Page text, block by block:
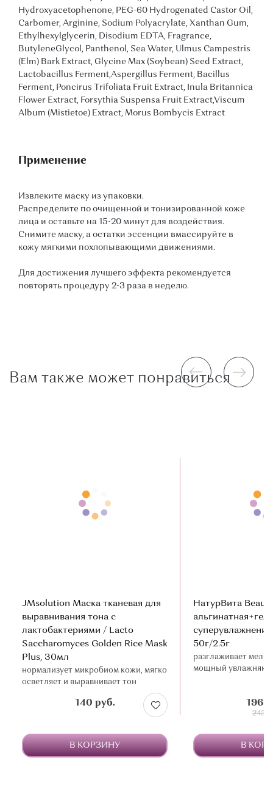
Hydroxyacetophenone, PEG-60 Hydrogenated Castor Oil,
Carbomer, Arginine, Sodium Polyacrylate, Xanthan Gum,
Ethylhexylglycerin, Disodium EDTA, Fragrance,
ButyleneGlycol, Panthenol, Sea Water, Ulmus Campestris
(Elm) Bark Extract, Glycine Max (Soybean) Seed Extract,
Lactobacillus Ferment,Aspergillus Ferment, Bacillus
Ferment, Poncirus Trifoliata Fruit Extract, Inula Britannica
Flower Extract, Forsythia Suspensa Fruit Extract,Viscum
Album (Mistietoe) Extract, Morus Bombycis Extract
Применение
Извлеките маску из упаковки.
Распределите по очищенной и тонизированной коже
лица и оставьте на 15-20 минут для воздействия.
Снимите маску, а остатки эссенции вмассируйте в
кожу мягкими похлопывающими движениями.
Для достижения лучшего эффекта рекомендуется
повторять процедуру 2-3 раза в неделю.
Вам также может понравиться
JMsolution Маска тканевая для
выравнивания тона с
лактобактериями / Lacto
Saccharomyces Golden Rice Mask
Plus, 30мл
нормализует микробиом кожи, мягко
осветляет и выравнивает тон
140 руб.
В КОРЗИНУ
НатурВита
альгинатная+гель
50г/2.5г
разглаживает
мощный
196
245
В